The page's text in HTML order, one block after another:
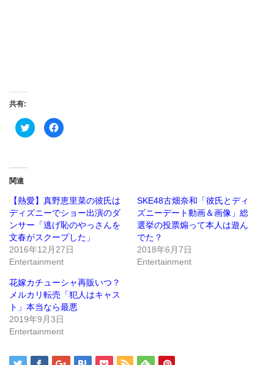
共有:
ク
リ
(新
し
い
ィ
ン
ド
ウ
で
開
ま
す)
Facebook
で
ッ
ク
し
て
く
だ
さ
い
(新
し
ウ
ィ
ン
ド
ウ
で
開
き
関連
【熱愛】真野恵里菜の彼氏は
ディズニーでショー出演のダ
ンサー「逃げ恥のやっさんを
文春がスクープした」
2016年12月27日
Entertainment
SKE48古畑奈和「彼氏とディ
ズニーデート動画＆画像」総
選挙の投票煽って本人は遊ん
でた？
2018年6月7日
Entertainment
花嫁カチューシャ再販いつ？
メルカリ転売「犯人はキャス
ト」本当なら最悪
2019年9月3日
Entertainment